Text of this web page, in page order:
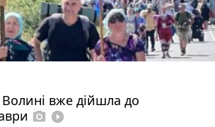
вже дійшла до
photo_camera play_circle_filled